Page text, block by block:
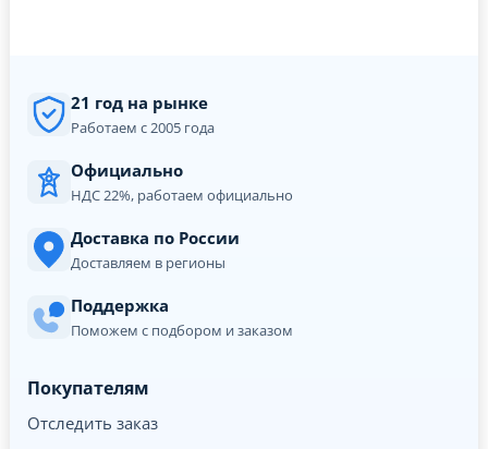
21 год на рынке
Работаем с 2005 года
Официально
НДС 22%, работаем официально
Доставка по России
Доставляем в регионы
Поддержка
Поможем с подбором и заказом
Покупателям
Отследить заказ